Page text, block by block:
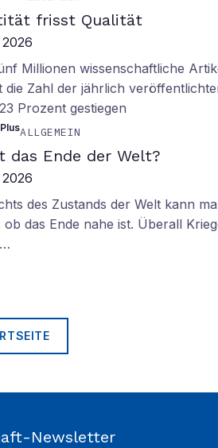
frisst Qualität
Millionen wissenschaftliche
die Zahl der jährlich
Prozent gestiegen
ALLGEMEIN
das Ende der Welt?
des Zustands der Welt kann
das Ende nahe ist. Überall
Newsletter